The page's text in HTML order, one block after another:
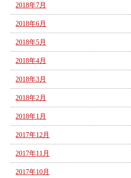
2018年7月
2018年6月
2018年5月
2018年4月
2018年3月
2018年2月
2018年1月
2017年12月
2017年11月
2017年10月